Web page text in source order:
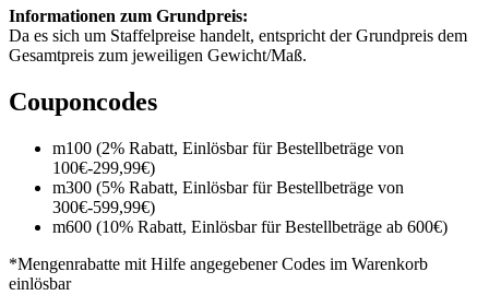
Informationen zum Grundpreis:
Da es sich um Staffelpreise handelt, entspricht der Grundpreis dem
Gesamtpreis zum jeweiligen Gewicht/Maß.
Couponcodes
m100 (2% Rabatt, Einlösbar für Bestellbeträge von
100€-299,99€)
m300 (5% Rabatt, Einlösbar für Bestellbeträge von
300€-599,99€)
m600 (10% Rabatt, Einlösbar für Bestellbeträge ab 600€)
*Mengenrabatte mit Hilfe angegebener Codes im Warenkorb
einlösbar